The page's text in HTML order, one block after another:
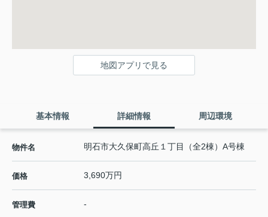
地図アプリで見る
基本情報 詳細情報 周辺環境
物件名 明石市大久保町高丘１丁目（全2棟）A号棟
価格 3,690万円
管理費 -